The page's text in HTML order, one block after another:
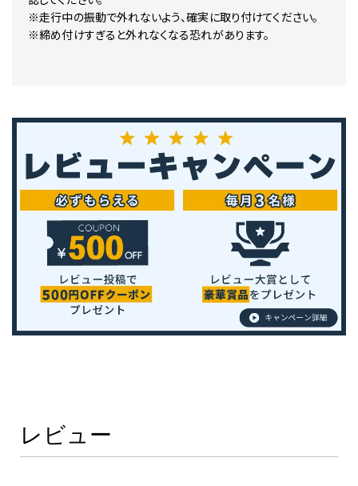
※走行中の振動で外れないよう、確実に取り付けてください。
※締め付けすぎると外れなくなる恐れがあります。
レビュー